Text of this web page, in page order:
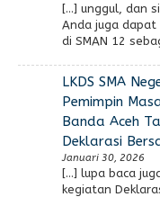
[…] unggul, dan
Anda juga dapat
di SMAN 12
LKDS SMA
Pemimpin
Banda Aceh
Deklarasi
Januari 30, 2026
[…] lupa baca
kegiatan